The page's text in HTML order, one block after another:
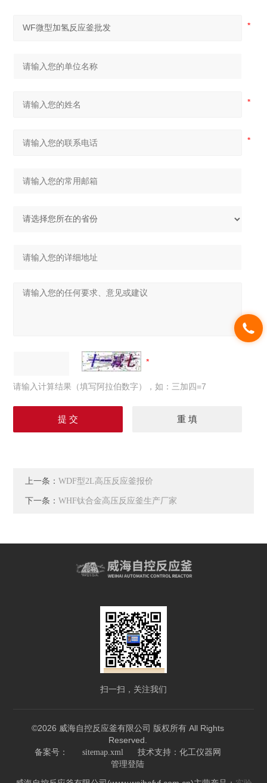
请输入计算结果（填写阿拉伯数字），如：三加四=7
上一条：WDF型2L高压反应釜报价
下一条：WHF钛合金高压反应釜生产厂家
扫一扫，关注我们
©2026 威海自控反应釜有限公司 版权所有 All Rights
Reserved.
备案号： sitemap.xml 技术支持： 化工仪器网
管理登陆